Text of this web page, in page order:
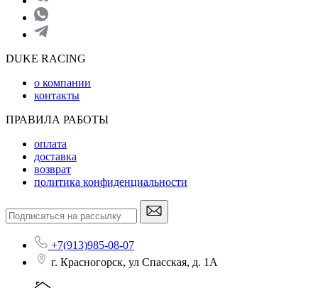
DUKE RACING
о компании
контакты
ПРАВИЛА РАБОТЫ
оплата
доставка
возврат
политика конфиденциальности
+7(913)985-08-07
г. Красногорск, ул Спасская, д. 1А